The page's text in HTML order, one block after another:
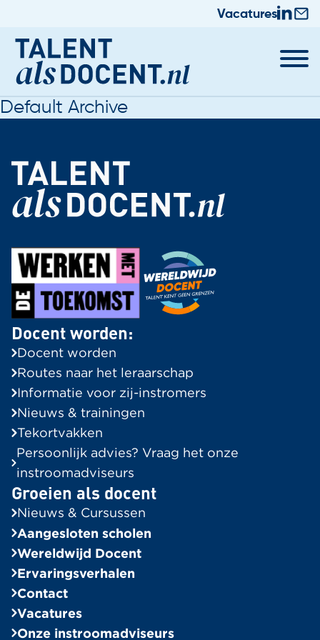
Vacatures
Docent worden
Nieuws & Trainingen
Informatie voor Zij-instromers
Praktische zaken
Routes naar het leraarschap
Informatie voor Zij-instromers
Tekortvakken in de regio
Onze instroomadviseurs
Groeien als docent
Alle berichten
Ervaringsverhalen
Bekijk alle verhalen
In de Spotlight
Algemeen
Default Archive
Docent worden:
Docent worden
Routes naar het leraarschap
Informatie voor zij-instromers
Nieuws & trainingen
Tekortvakken
Persoonlijk advies? Vraag het onze
instroomadviseurs
Groeien als docent
Nieuws & Cursussen
Aangesloten scholen
Wereldwijd Docent
Ervaringsverhalen
Contact
Vacatures
Onze instroomadviseurs